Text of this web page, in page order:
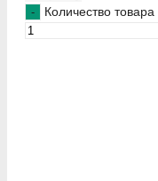
Количество